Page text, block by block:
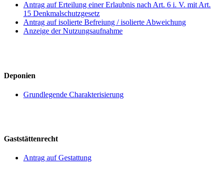
Antrag auf Erteilung einer Erlaubnis nach Art. 6 i. V. mit Art.
15 Denkmalschutzgesetz
Antrag auf isolierte Befreiung / isolierte Abweichung
Anzeige der Nutzungsaufnahme
Deponien
Grundlegende Charakterisierung
Gaststättenrecht
Antrag auf Gestattung